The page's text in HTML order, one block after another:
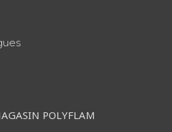
POLYFLAM